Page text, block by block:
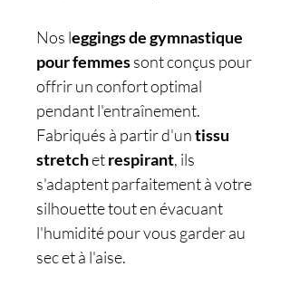
Nos leggings de gymnastique
pour femmessont conçus pour
offrir un confort optimal
pendant l'entraînement.
Fabriqués à partir d'untissu
stretchetrespirant, ils
s'adaptent parfaitement à votre
silhouette tout en évacuant
l'humidité pour vous garder au
sec et à l'aise.